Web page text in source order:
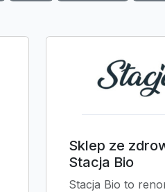
Sklep ze
Stacja Bio
Stacja Bio to